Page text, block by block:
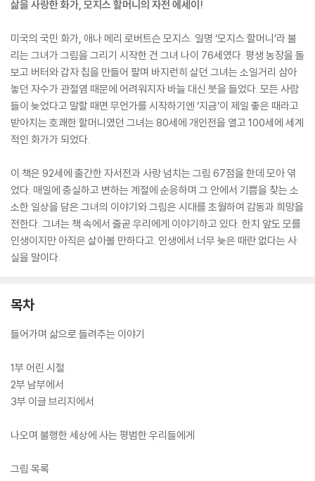
삶을 사랑한 화가, 모지스 할머니의 자전 에세이!
미국의 국민 화가, 애나 메리 로버트슨 모지스. 일명 ‘모지스 할머니’라 불
리는 그녀가 그림을 그리기 시작한 건 그녀 나이 76세였다. 평생 농장을 돌
보고 버터와 갑자 칩을 만들어 팔며 바지런히 살던 그녀는 소일거리 삼아
놓던 자수가 관절염 때문에 어려워지자 바늘 대신 붓을 들었다. 모든 사람
들이 늦었다고 말할 때면 무언가를 시작하기엔 ‘지금’이 제일 좋은 때라고
받아치는 호쾌한 할머니였던 그녀는 80세에 개인전을 열고 100세에 세계
적인 화가가 되었다.
이 책은 92세에 출간한 자서전과 사랑 넘치는 그림 67점을 한데 모아 엮
었다. 매일에 충실하고 변하는 계절에 순응하며 그 안에서 기쁨을 찾는 소
소한 일상을 담은 그녀의 이야기와 그림은 시대를 초월하여 감동과 희망을
전한다. 그녀는 책 속에서 줄곧 우리에게 이야기하고 있다. 한치 앞도 모를
인생이지만 아직은 살아볼 만하다고. 인생에서 너무 늦은 때란 없다는 사
실을 말이다.
목차
들어가며 삶으로 들려주는 이야기
1부 어린 시절
2부 남부에서
3부 이글 브리지에서
나오며 불행한 세상에 사는 평범한 우리들에게
그림 목록